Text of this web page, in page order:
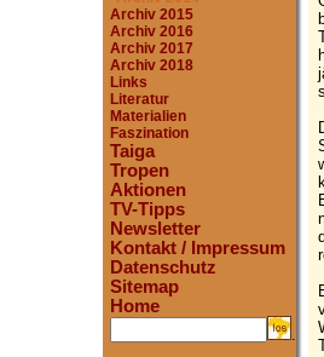
Archiv 2015
Archiv 2016
Archiv 2017
Archiv 2018
Links
Literatur
Materialien
Faszination
Taiga
Tropen
Aktionen
TV-Tipps
Newsletter
Kontakt / Impressum
Datenschutz
Sitemap
Home
.